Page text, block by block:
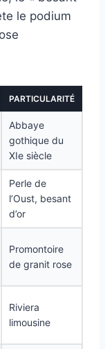
le podium
PARTICULARITÉ
Abbaye
gothique du
XIe siècle
Perle de
l’Oust, besant
d’or
Promontoire
de granit rose
Riviera
limousine